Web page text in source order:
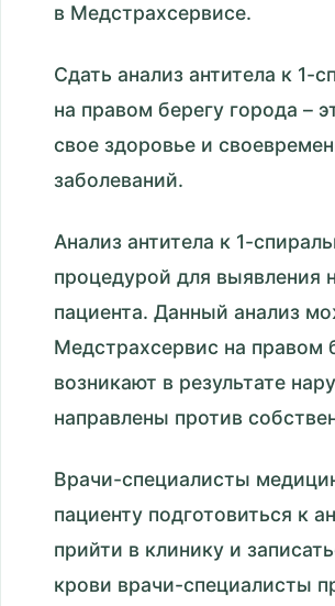
в Медстрахсервисе.
Сдать анализ антитела к 1-
на правом берегу города –
свое здоровье и
заболеваний.
Анализ антитела к 1-
процедурой для выявления
пациента. Данный анализ
Медстрахсервис на правом
возникают в результате
направлены против
Врачи-специалисты
пациенту подготовиться к
прийти в клинику и
крови врачи-специалисты